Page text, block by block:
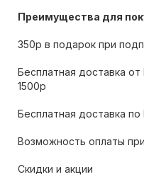
Преимущества для
350р в подарок при
Бесплатная доставка
1500р
Бесплатная доставка
Возможность оплаты
Скидки и акции